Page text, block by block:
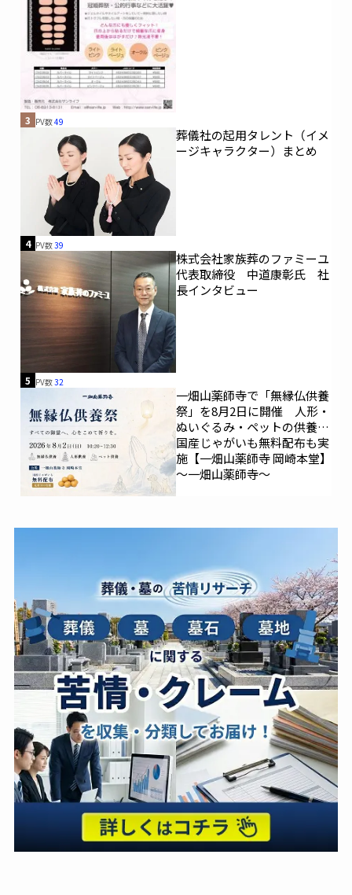
3 PV数49
葬儀社の起用タレント（イメ
ージキャラクター）まとめ
4 PV数39
株式会社家族葬のファミーユ
代表取締役 中道康彰氏 社
長インタビュー
5 PV数32
一畑山薬師寺で「無縁仏供養
祭」を8月2日に開催 人形・
ぬいぐるみ・ペットの供養、
国産じゃがいも無料配布も実
施【一畑山薬師寺 岡崎本堂】
～一畑山薬師寺～